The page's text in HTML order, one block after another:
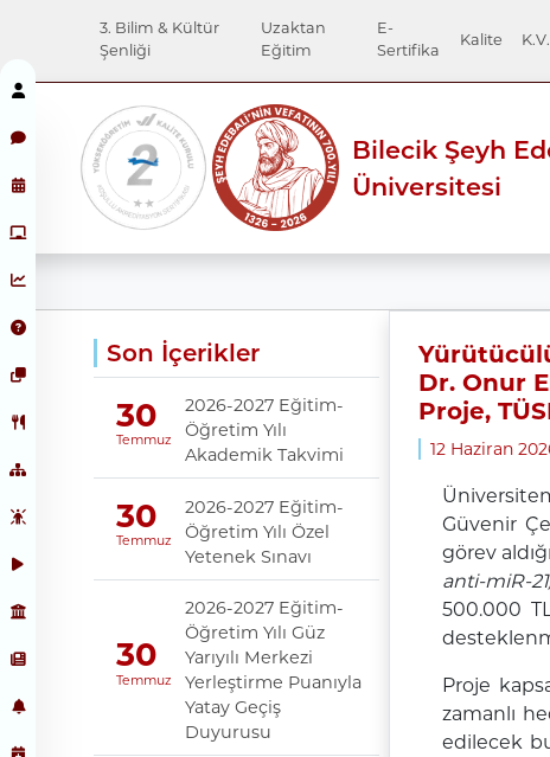
3. Bilim & Kültür
Şenliği
Uzaktan
Eğitim
E-
Sertifika
Kalite
Bilecik Şeyh
Üniversitesi
Son İçerikler
30
Temmuz
2026-2027 Eğitim-
Öğretim Yılı
Akademik Takvimi
30
Temmuz
2026-2027 Eğitim-
Öğretim Yılı Özel
Yetenek Sınavı
30
Temmuz
2026-2027 Eğitim-
Öğretim Yılı Güz
Yarıyılı Merkezi
Yerleştirme Puanıyla
Yatay Geçiş
Duyurusu
Dr. Onur
Proje,
12 Haziran
Güvenir
görev
anti-miR-
500.000
Proje
zamanlı
edilecek